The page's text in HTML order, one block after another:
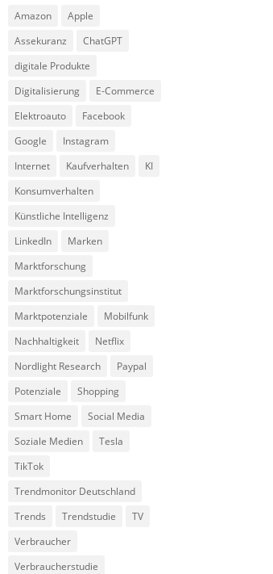
Amazon
Apple
Assekuranz
ChatGPT
digitale Produkte
Digitalisierung
E-Commerce
Elektroauto
Facebook
Google
Instagram
Internet
Kaufverhalten
KI
Konsumverhalten
Künstliche Intelligenz
LinkedIn
Marken
Marktforschung
Marktforschungsinstitut
Marktpotenziale
Mobilfunk
Nachhaltigkeit
Netflix
Nordlight Research
Paypal
Potenziale
Shopping
Smart Home
Social Media
Soziale Medien
Tesla
TikTok
Trendmonitor Deutschland
Trends
Trendstudie
TV
Verbraucher
Verbraucherstudie